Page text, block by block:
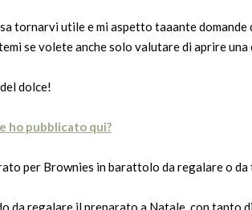
tornarvi utile e mi aspetto taaante
se volete anche solo valutare di aprire
dolce!
ho pubblicato qui?
per Brownies in barattolo da regalare o da
da regalare il preparato a Natale, con tanto